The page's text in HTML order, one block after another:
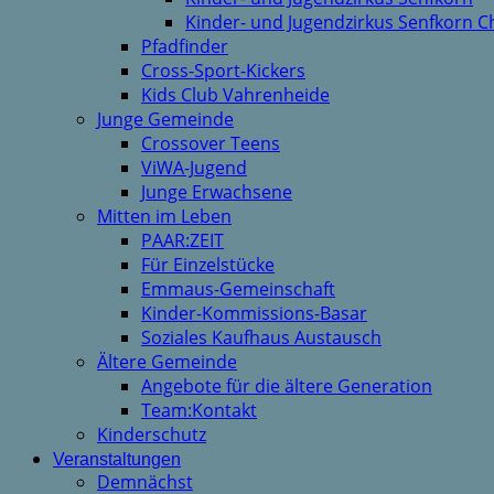
Kinder- und Jugendzirkus Senfkorn
Pfadfinder
Cross-Sport-Kickers
Kids Club Vahrenheide
Junge Gemeinde
Crossover Teens
ViWA-Jugend
Junge Erwachsene
Mitten im Leben
PAAR:ZEIT
Für Einzelstücke
Emmaus-Gemeinschaft
Kinder-Kommissions-Basar
Soziales Kaufhaus Austausch
Ältere Gemeinde
Angebote für die ältere Generation
Team:Kontakt
Kinderschutz
Veranstaltungen
Demnächst